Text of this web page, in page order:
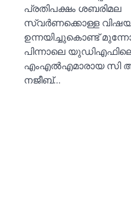
പ്രതിപക്ഷം ശബരിമല
സ്വര്‍ണക്കൊള്ള
ഉന്നയിച്ചുകൊണ്ട്
പിന്നാലെ
എംഎല്‍എമാരായ സി
നജീബ്…